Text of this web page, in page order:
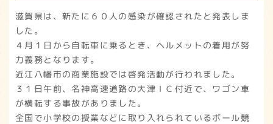
滋賀県は、新たに６０人の感染が確認されたと発表しま
した。
４月１日から自転車に乗るとき、ヘルメットの着用が努
力義務となります。
近江八幡市の商業施設では啓発活動が行われました。
３１日午前、名神高速道路の大津ＩＣ付近で、ワゴン車
が横転する事故がありました。
全国で小学校の授業などに取り入れられているボール競